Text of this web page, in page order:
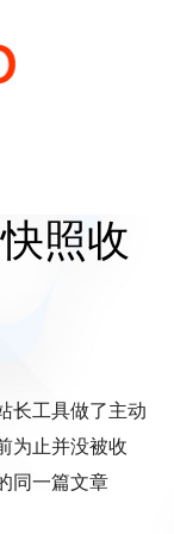
照收
长工具做了主动
为止并没被收
同一篇文章